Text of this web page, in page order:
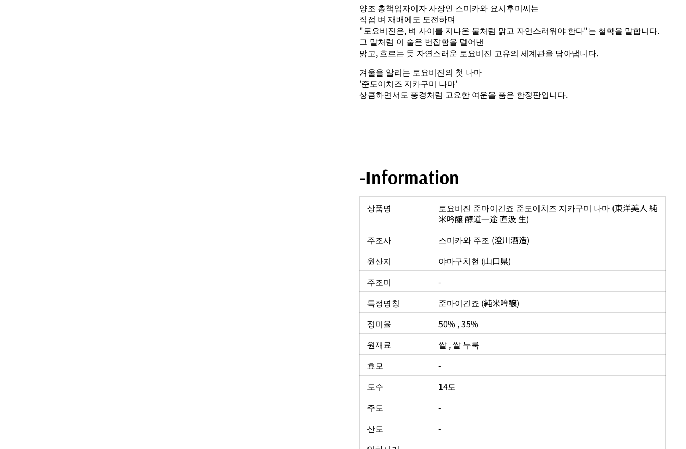
양조 총책임자이자 사장인 스미카와 요시후미씨는
직접 벼 재배에도 도전하며
"토요비진은, 벼 사이를 지나온 물처럼 맑고 자연스러워야 한다"는 철학을 말합니다.
그 말처럼 이 술은 번잡함을 덜어낸
맑고, 흐르는 듯 자연스러운 토요비진 고유의 세계관을 담아냅니다.
겨울을 알리는 토요비진의 첫 나마
'준도이치즈 지카구미 나마'
상큼하면서도 풍경처럼 고요한 여운을 품은 한정판입니다.
-Information
상품명
토요비진 준마이긴죠 준도이치즈 지카구미 나마 (東洋美人 純
米吟醸 醇道一途 直汲 生)
주조사
스미카와 주조 (澄川酒造)
원산지
야마구치현 (山口県)
주조미
-
특정명칭
준마이긴죠 (純米吟醸)
정미율
50% , 35%
원재료
쌀 , 쌀 누룩
효모
-
도수
14도
주도
-
산도
-